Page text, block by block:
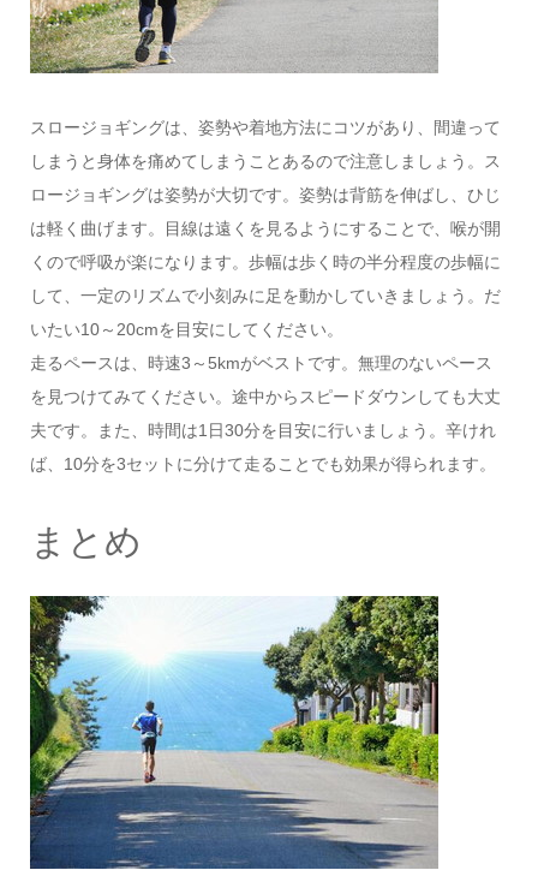
スロージョギングは、姿勢や着地方法にコツがあり、間違って
しまうと身体を痛めてしまうことあるので注意しましょう。ス
ロージョギングは姿勢が大切です。姿勢は背筋を伸ばし、ひじ
は軽く曲げます。目線は遠くを見るようにすることで、喉が開
くので呼吸が楽になります。歩幅は歩く時の半分程度の歩幅に
して、一定のリズムで小刻みに足を動かしていきましょう。だ
いたい10～20cmを目安にしてください。
走るペースは、時速3～5kmがベストです。無理のないペース
を見つけてみてください。途中からスピードダウンしても大丈
夫です。また、時間は1日30分を目安に行いましょう。辛けれ
ば、10分を3セットに分けて走ることでも効果が得られます。
まとめ